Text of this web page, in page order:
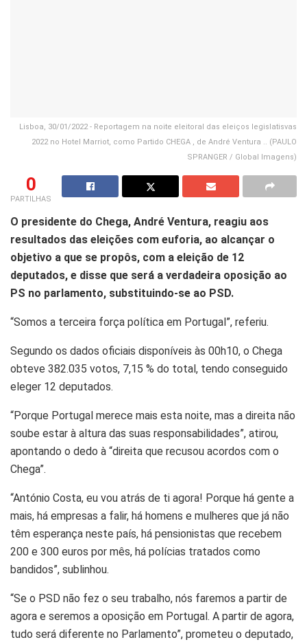
Lisboa, 30/01/2022 - Reportagem na noite eleitoral das eleiços legislatisvas
2022 no Hotel Marriot, como Partido CHEGA , de André Ventura .. (PAULO
SPRANGER / Global Imagens)
0
PARTILHAS
O presidente do Chega, André Ventura, reagiu aos
resultados das eleições com euforia, ao alcançar o
objetivo a que se propôs, com a eleição de 12
deputados, e disse que será a verdadeira oposição ao
PS no parlamento, substituindo-se ao PSD.
“Somos a terceira força política em Portugal”, referiu.
Segundo os dados oficiais disponíveis às 00h10, o Chega
obteve 382.035 votos, 7,15 % do total, tendo conseguido
eleger 12 deputados.
“Porque Portugal merece mais esta noite, mas a direita não
soube estar à altura das suas responsabilidades”, atirou,
apontando o dedo à “direita que recusou acordos com o
Chega”.
“António Costa, eu vou atrás de ti agora! Porque há gente a
mais, há empresas a falir, há homens e mulheres que já não
têm esperança neste país, há pensionistas que recebem
200 e 300 euros por mês, há polícias tratados como
bandidos”, sublinhou.
“Se o PSD não fez o seu trabalho, nós faremos a partir de
agora e seremos a oposição em Portugal. A partir de agora,
tudo será diferente no Parlamento”, prometeu o deputado,